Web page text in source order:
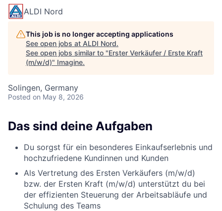
ALDI Nord
This job is no longer accepting applications
See open jobs at ALDI Nord.
See open jobs similar to "Erster Verkäufer / Erste Kraft
(m/w/d)" Imagine.
Solingen, Germany
Posted on May 8, 2026
Das sind deine Aufgaben
Du sorgst für ein besonderes Einkaufserlebnis und
hochzufriedene Kundinnen und Kunden
Als Vertretung des Ersten Verkäufers (m/w/d)
bzw. der Ersten Kraft (m/w/d) unterstützt du bei
der effizienten Steuerung der Arbeitsabläufe und
Schulung des Teams